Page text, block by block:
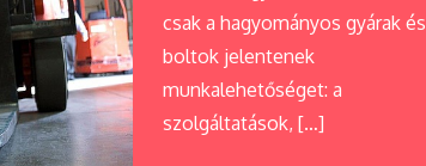
csak a hagyományos gyárak és
boltok jelentenek
munkalehetőséget: a
szolgáltatások, […]